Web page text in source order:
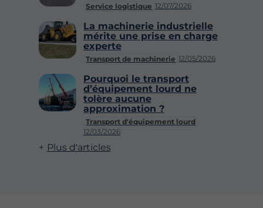
Service logistique 12/07/2026
Transport de machinerie 12/05/2026
La machinerie industrielle
mérite une prise en charge
experte
Transport d'équipement lourd
12/03/2026
Pourquoi le transport
d’équipement lourd ne
tolère aucune
approximation ?
Plus d'articles